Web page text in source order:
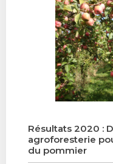
Résultats 2020 :
agroforesterie
du pommier